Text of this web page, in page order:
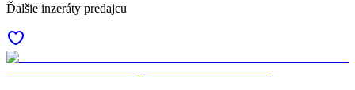
Ďalšie inzeráty predajcu